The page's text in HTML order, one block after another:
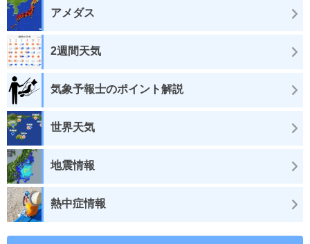
アメダス
2週間天気
気象予報士のポイント解説
世界天気
地震情報
熱中症情報